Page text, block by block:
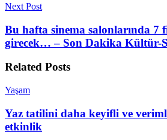
Next Post
Bu hafta sinema salonlarında 7
girecek… – Son Dakika Kültür-
Related Posts
Yaşam
Yaz tatilini daha keyifli ve
etkinlik